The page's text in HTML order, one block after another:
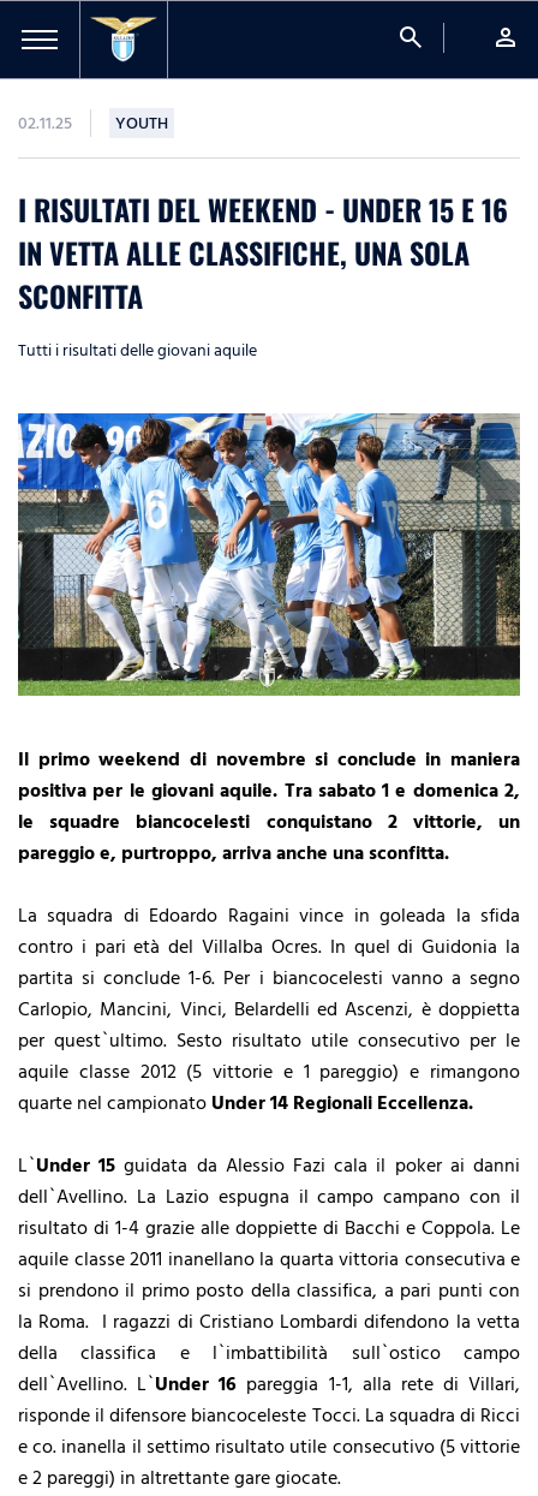
search person
02.11.25 YOUTH
I RISULTATI DEL WEEKEND - UNDER 15 E 16
IN VETTA ALLE CLASSIFICHE, UNA SOLA
SCONFITTA
Tutti i risultati delle giovani aquile
Il primo weekend di novembre si conclude in maniera
positiva per le giovani aquile. Tra sabato 1 e domenica 2,
le squadre biancocelesti conquistano 2 vittorie, un
pareggio e, purtroppo, arriva anche una sconfitta.
La squadra di Edoardo Ragaini vince in goleada la sfida
contro i pari età del Villalba Ocres. In quel di Guidonia la
partita si conclude 1-6. Per i biancocelesti vanno a segno
Carlopio, Mancini, Vinci, Belardelli ed Ascenzi, è doppietta
per quest`ultimo. Sesto risultato utile consecutivo per le
aquile classe 2012 (5 vittorie e 1 pareggio) e rimangono
quarte nel campionatoUnder 14 Regionali Eccellenza.
L`Under 15guidata da Alessio Fazi cala il poker ai danni
dell`Avellino. La Lazio espugna il campo campano con il
risultato di 1-4 grazie alle doppiette di Bacchi e Coppola. Le
aquile classe 2011 inanellano la quarta vittoria consecutiva e
si prendono il primo posto della classifica, a pari punti con
la Roma. I ragazzi di Cristiano Lombardi difendono la vetta
della classifica e l`imbattibilità sull`ostico campo
dell`Avellino. L`Under 16 pareggia 1-1, alla rete di Villari,
risponde il difensore biancoceleste Tocci. La squadra di Ricci
e co. inanella il settimo risultato utile consecutivo (5 vittorie
e 2 pareggi) in altrettante gare giocate.